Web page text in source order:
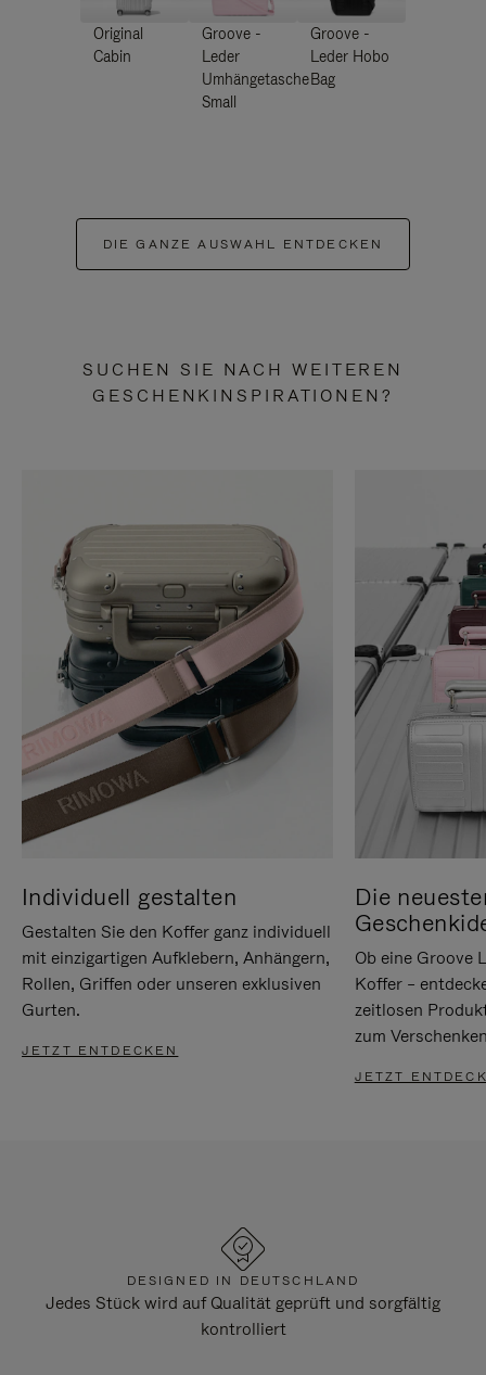
Original
Cabin
Groove -
Leder
Umhängetasche
Small
Groove -
Leder Hobo
Bag
DIE GANZE AUSWAHL ENTDECKEN
SUCHEN SIE NACH WEITEREN
GESCHENKINSPIRATIONEN?
Individuell gestalten
Gestalten Sie den Koffer ganz individuell
mit einzigartigen Aufklebern, Anhängern,
Rollen, Griffen oder unseren exklusiven
Gurten.
JETZT ENTDECKEN
Die
Ob eine Groove
Koffer –
zeitlosen
zum
JETZT
DESIGNED IN DEUTSCHLAND
Jedes Stück wird auf Qualität geprüft und sorgfältig
kontrolliert